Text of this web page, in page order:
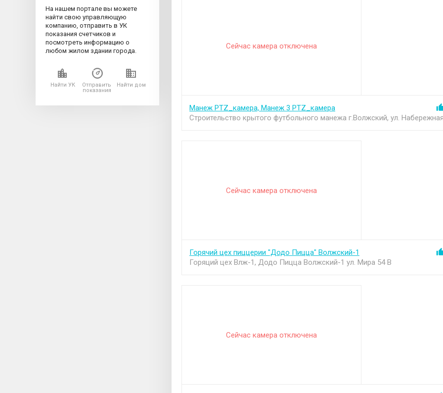
На нашем портале вы можете
найти свою управляющую
компанию, отправить в УК
показания счетчиков и
посмотреть информацию о
любом жилом здании города.
Найти УК
Отправить
показания
Найти дом
Сейчас камера отключена
Манеж PTZ_камера, Манеж 3 PTZ_камера
Строительство крытого футбольного манежа г.Волжский, ул.
Сейчас камера отключена
Горячий цех пиццерии "Додо Пицца" Волжский-1
Горяций цех Влж-1, Додо Пицца Волжский-1 ул. Мира 54 В
Сейчас камера отключена